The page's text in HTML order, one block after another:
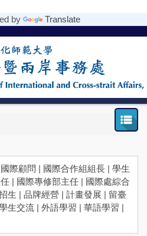
by Translate
國際顧問 國際合作組組長
學生
國際專修部主任
國際處綜合
生 品牌經營 計畫發展
留臺
生交流 外語學習 華語學習